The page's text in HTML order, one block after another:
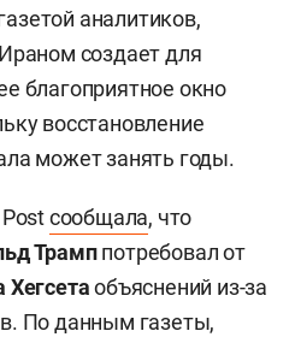
аналитиков,
создает для
благоприятное окно
восстановление
может занять годы.
сообщала, что
Трамппотребовал от
Хегсетаобъяснений из-за
По данным газеты,